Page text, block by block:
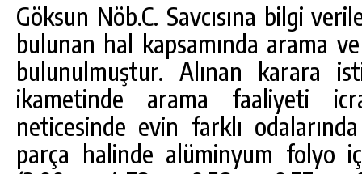
Göksun Nöb.C. Savcısına bilgi
bulunan hal kapsamında arama
bulunulmuştur. Alınan karara
ikametinde arama faaliyeti
neticesinde evin farklı
parça halinde alüminyum folyo
GÜNLÜK HABER AKIŞI
GÖKSUN HAFIZLIK KIZ KUR’AN KURSU
ÖĞRENCILERINE DARENDE GEZISI.